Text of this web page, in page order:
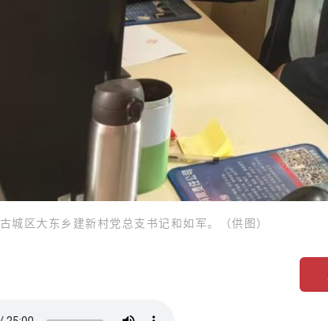
古城区大东乡建新村党总支书记和如军。（供图）